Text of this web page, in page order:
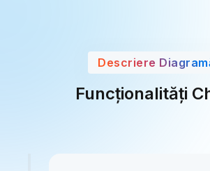
Descriere
Funcționalități